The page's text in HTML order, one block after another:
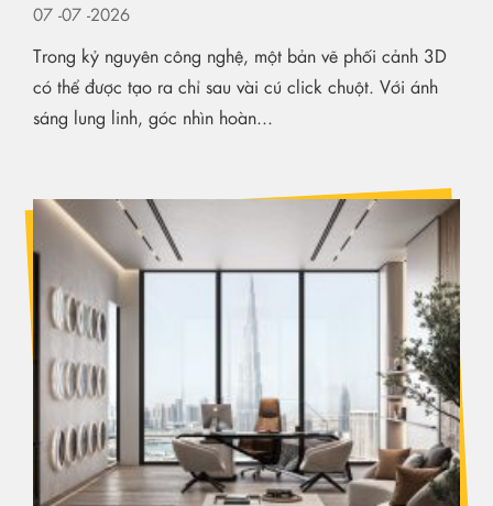
07 -07 -2026
Trong kỷ nguyên công nghệ, một bản vẽ phối cảnh 3D
có thể được tạo ra chỉ sau vài cú click chuột. Với ánh
sáng lung linh, góc nhìn hoàn...